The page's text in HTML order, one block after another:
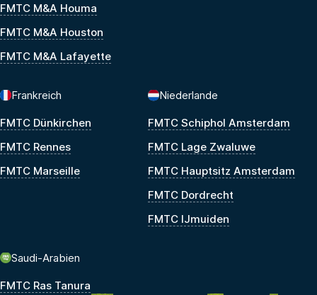
FMTC M&A Houma
FMTC M&A Houston
FMTC M&A Lafayette
Frankreich
FMTC Dünkirchen
FMTC Rennes
FMTC Marseille
Niederlande
FMTC Schiphol Amsterdam
FMTC Lage Zwaluwe
FMTC Hauptsitz Amsterdam
FMTC Dordrecht
FMTC IJmuiden
Saudi-Arabien
FMTC Ras Tanura